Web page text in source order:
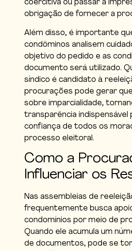
coercitiva ou passar a
obrigação de fornecer a
Além disso, é importante
condôminos analisem
objetivo do pedido e as
documento será utilizado.
síndico é candidato à
procurações pode gerar
sobre imparcialidade,
transparência indispensável
confiança de todos os
processo eleitoral.
Como a
Influenciar os
Nas assembleias de
frequentemente busca
condomínios por meio de
Quando ele acumula um
de documentos, pode se